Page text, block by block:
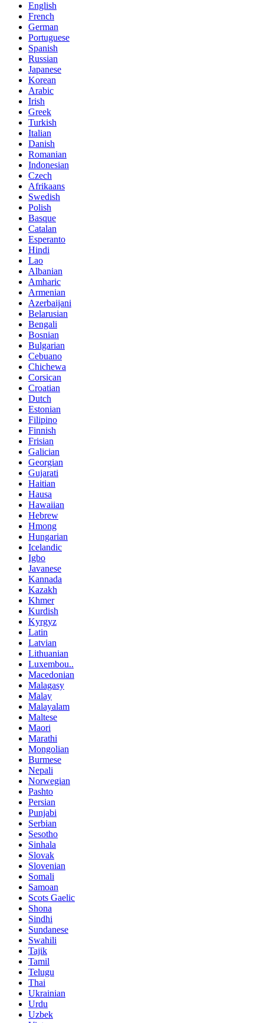
English
French
German
Portuguese
Spanish
Russian
Japanese
Korean
Arabic
Irish
Greek
Turkish
Italian
Danish
Romanian
Indonesian
Czech
Afrikaans
Swedish
Polish
Basque
Catalan
Esperanto
Hindi
Lao
Albanian
Amharic
Armenian
Azerbaijani
Belarusian
Bengali
Bosnian
Bulgarian
Cebuano
Chichewa
Corsican
Croatian
Dutch
Estonian
Filipino
Finnish
Frisian
Galician
Georgian
Gujarati
Haitian
Hausa
Hawaiian
Hebrew
Hmong
Hungarian
Icelandic
Igbo
Javanese
Kannada
Kazakh
Khmer
Kurdish
Kyrgyz
Latin
Latvian
Lithuanian
Luxembou..
Macedonian
Malagasy
Malay
Malayalam
Maltese
Maori
Marathi
Mongolian
Burmese
Nepali
Norwegian
Pashto
Persian
Punjabi
Serbian
Sesotho
Sinhala
Slovak
Slovenian
Somali
Samoan
Scots Gaelic
Shona
Sindhi
Sundanese
Swahili
Tajik
Tamil
Telugu
Thai
Ukrainian
Urdu
Uzbek